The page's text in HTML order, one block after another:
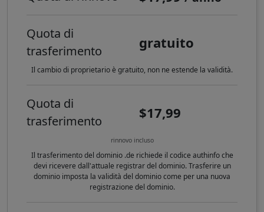
Quota di
trasferimento
gratuito
Il cambio di proprietario è gratuito, non ne estende la validità.
Quota di
trasferimento
$17,99
rinnovo incluso
Il trasferimento del dominio .de richiede il codice authinfo che
devi ricevere dall'attuale registrar del dominio. Trasferire un
dominio imposta la validità del dominio come per una nuova
registrazione del dominio.